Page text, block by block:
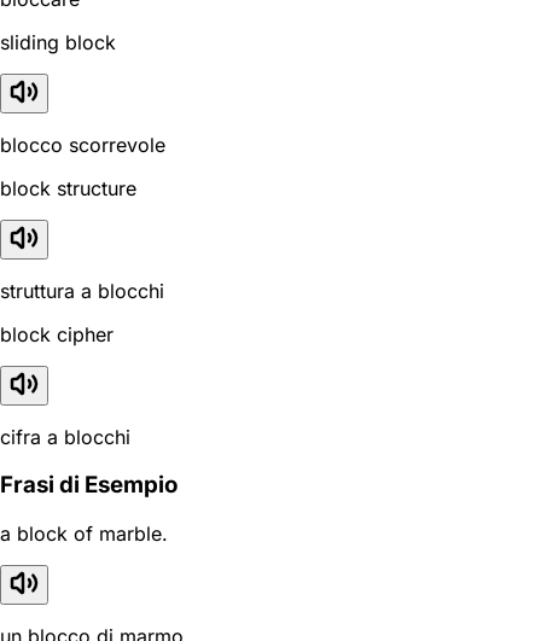
sliding block
blocco scorrevole
block structure
struttura a blocchi
block cipher
cifra a blocchi
Frasi di Esempio
a block of marble.